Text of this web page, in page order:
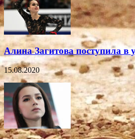
Алина Загитова поступила в
15.08.2020